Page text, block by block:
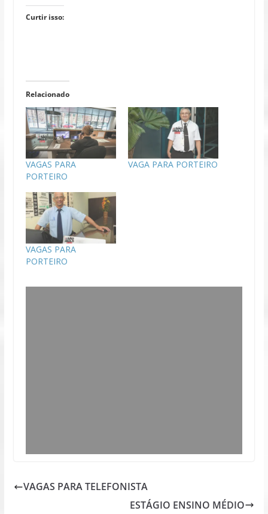
Curtir isso:
Relacionado
VAGAS PARA
PORTEIRO
VAGA PARA PORTEIRO
VAGAS PARA
PORTEIRO
VAGAS PARA TELEFONISTA
ESTÁGIO ENSINO MÉDIO